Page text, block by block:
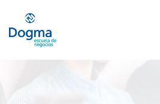
próximos